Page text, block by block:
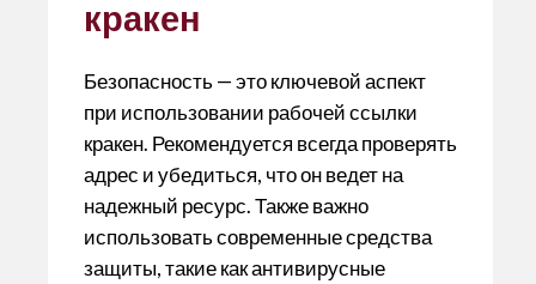
кракен
Безопасность — это ключевой аспект
при использовании рабочей ссылки
кракен. Рекомендуется всегда проверять
адрес и убедиться, что он ведет на
надежный ресурс. Также важно
использовать современные средства
защиты, такие как антивирусные